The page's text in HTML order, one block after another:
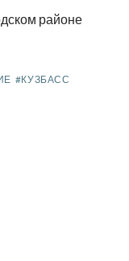
районе
#КУЗБАСС